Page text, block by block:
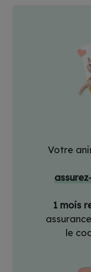
Votre
1 mois
le